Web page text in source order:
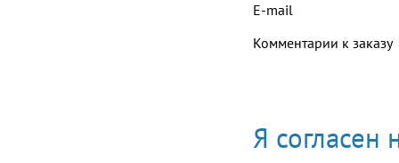
E-mail
Комментарии к заказу
Я согласен